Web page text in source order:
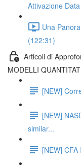
Attivazione
Una
(122:31)
Articoli di
MODELLI
[NEW]
[NEW]
similar...
[NEW]